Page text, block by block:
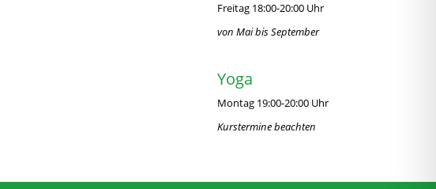
Freitag 18:00-20:00 Uhr
von Mai bis September
Yoga
Montag 19:00-20:00 Uhr
Kurstermine beachten